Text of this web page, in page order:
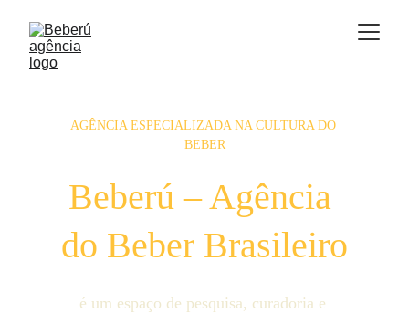
AGÊNCIA ESPECIALIZADA NA CULTURA DO
BEBER
Beberú – Agência
do Beber Brasileiro
é um espaço de pesquisa, curadoria e